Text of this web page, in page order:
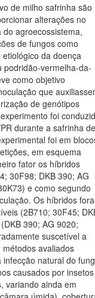
de milho safrinha são
alterações no
agroecossistema,
de fungos como
da doença
podridão-vermelha-da-
como objetivo
que
de genótipos
foi
durante a safrinha de
foi em
em esquema
fator os híbridos
30F98; DKB 390; AG
e como segundo
Os híbridos
(2B710; 30F45;
390; AG 9020;
suscetível a
avaliados
natural do
causados por insetos
variando ainda em